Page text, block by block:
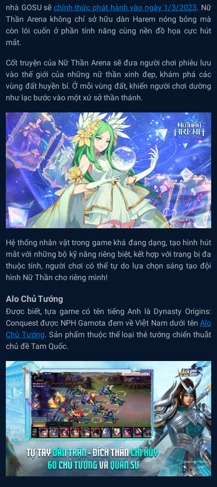
nhà GOSU sẽ chính thức phát hành vào ngày 1/3/2023. Nữ
Thần Arena không chỉ sở hữu dàn Harem nóng bỏng mà
còn lôi cuốn ở phần tính năng cùng nền đồ họa cực hút
mắt.
Cốt truyện của Nữ Thần Arena sẽ đưa người chơi phiêu lưu
vào thế giới của những nữ thần xinh đẹp, khám phá các
vùng đất huyền bí. Ở mỗi vùng đất, khiến người chơi dường
như lạc bước vào một xứ sở thần thánh.
Hệ thống nhân vật trong game khá đang dạng, tạo hình hút
mắt với những bộ kỹ năng riêng biệt, kết hợp với trang bị đa
thuộc tính, người chơi có thể tự do lựa chọn sáng tạo đội
hình Nữ Thần cho riêng mình!
Alo Chủ Tướng
Được biết, tựa game có tên tiếng Anh là Dynasty Origins:
Conquest được NPH Gamota đem về Việt Nam dưới tên Alo
Chủ Tướng. Sản phẩm thuộc thể loại thẻ tướng chiến thuật
chủ đề Tam Quốc.